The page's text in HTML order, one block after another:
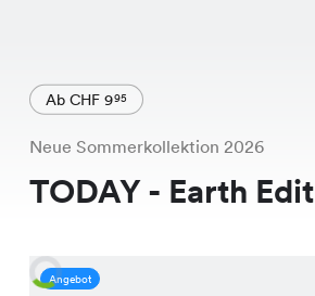
Ab CHF 995
Neue Sommerkollektion 2026
TODAY - Earth Edit
Angebot